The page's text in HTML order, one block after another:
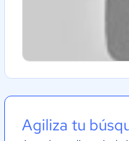
Agiliza tu